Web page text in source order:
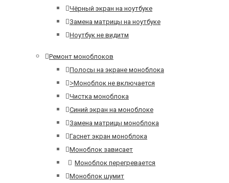
Чёрный экран на ноутбуке
Замена матрицы на ноутбуке
Ноутбук не видитм
Ремонт моноблоков
Полосы на экране моноблока
>Моноблок не включается
Чистка моноблока
Синий экран на моноблоке
Замена матрицы моноблока
Гаснет экран моноблока
Моноблок зависает
Моноблок перегревается
Моноблок шумит